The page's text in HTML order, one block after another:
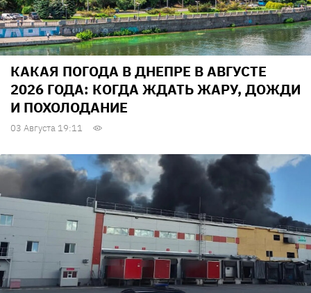
КАКАЯ ПОГОДА В ДНЕПРЕ В АВГУСТЕ
2026 ГОДА: КОГДА ЖДАТЬ ЖАРУ, ДОЖДИ
И ПОХОЛОДАНИЕ
03 Августа 19:11